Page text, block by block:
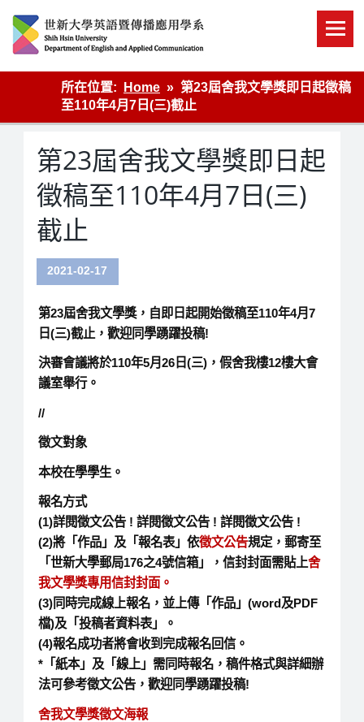
content
英語傳播
所在位置:
Home
第23屆舍我文學獎即日起徵稿
至110年4月7日(三)截止
第23屆舍我文學獎即日起
徵稿至110年4月7日(三)
截止
2021-02-17
第23屆舍我文學獎，自即日起開始徵稿至110年4月7
日(三)截止，歡迎同學踴躍投稿!
決審會議將於110年5月26日(三)，假舍我樓12樓大會
議室舉行。
//
徵文對象
本校在學學生。
報名方式
(1)詳閱徵文公告 ! 詳閱徵文公告 ! 詳閱徵文公告 !
(2)將「作品」及「報名表」依徵文公告規定，郵寄至
「世新大學郵局176之4號信箱」，信封封面需貼上舍
我文學獎專用信封封面。
(3)同時完成線上報名，並上傳「作品」(word及PDF
檔)及「投稿者資料表」。
(4)報名成功者將會收到完成報名回信。
*「紙本」及「線上」需同時報名，稿件格式與詳細辦
法可參考徵文公告，歡迎同學踴躍投稿!
舍我文學獎徵文海報